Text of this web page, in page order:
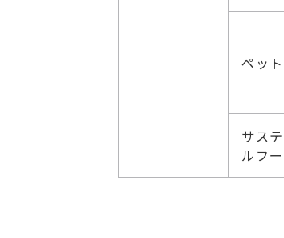
ペッ
サス
ルフ